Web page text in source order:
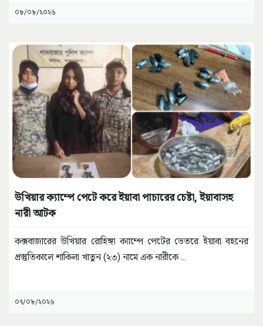
০৮/০৮/২০২৬
উখিয়ার ক্যাম্পে পেটে করে ইয়াবা পাচারের চেষ্টা, ইয়াবাসহ
নারী আটক
কক্সবাজারের উখিয়ার রোহিঙ্গা ক্যাম্পে পেটের ভেতরে ইয়াবা বহনের
প্রস্তুতিকালে শাকিলা খাতুন (২৩) নামে এক নারীকে...
০৭/০৮/২০২৬